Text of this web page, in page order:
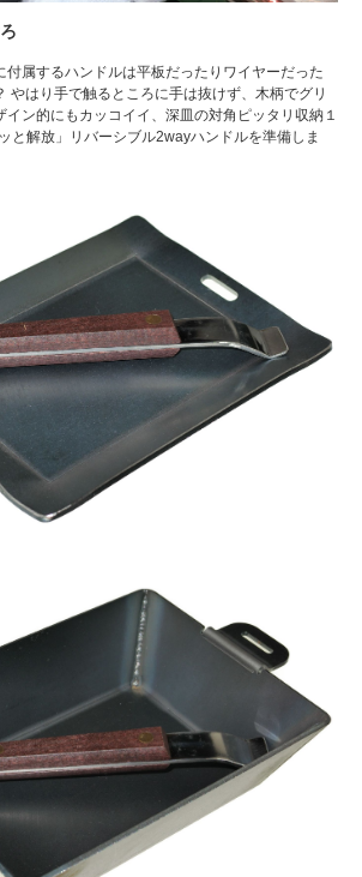
付属するハンドルは平板だったりワイヤーだった
やはり手で触るところに手は抜けず、木柄でグリ
イン的にもカッコイイ、深皿の対角ピッタリ収納１
と解放」リバーシブル2wayハンドルを準備しま